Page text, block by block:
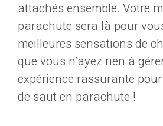
attachés ensemble. Votre
parachute sera là pour
meilleures sensations de
que vous n’ayez rien à
expérience rassurante
de saut en parachute !